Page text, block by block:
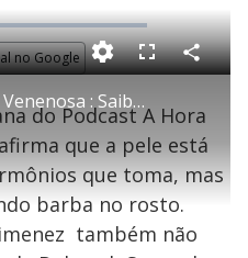
no Google
Podcast A Hora da Venenosa : Saiba quem é a famosa que precisa fazer procedimento para tirar a barba
F
s
r
n
C
o
a
i
l
a
do Podcast A Hora
que a pele está
que toma, mas
barba no rosto.
também não